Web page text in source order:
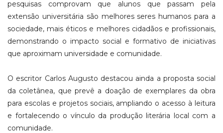
pesquisas comprovam que alunos que passam pela
extensão universitária são melhores seres humanos para a
sociedade, mais éticos e melhores cidadãos e profissionais,
demonstrando o impacto social e formativo de iniciativas
que aproximam universidade e comunidade.
O escritor Carlos Augusto destacou ainda a proposta social
da coletânea, que prevê a doação de exemplares da obra
para escolas e projetos sociais, ampliando o acesso à leitura
e fortalecendo o vínculo da produção literária local com a
comunidade.